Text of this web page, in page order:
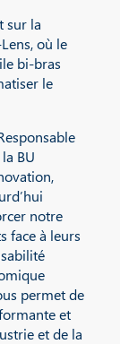
sur la
où le
bi-bras
le
BU
notre
face à leurs
permet de
et
et de la